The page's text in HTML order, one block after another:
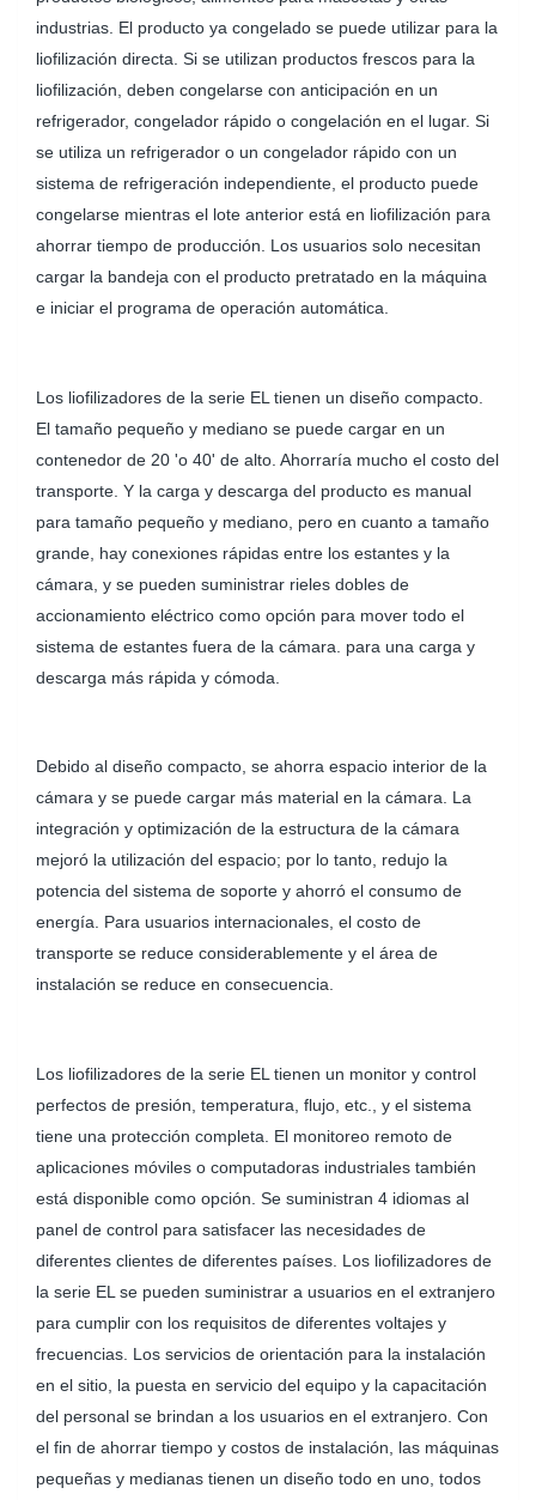
industrias. El producto ya congelado se puede utilizar para la
liofilización directa. Si se utilizan productos frescos para la
liofilización, deben congelarse con anticipación en un
refrigerador, congelador rápido o congelación en el lugar. Si
se utiliza un refrigerador o un congelador rápido con un
sistema de refrigeración independiente, el producto puede
congelarse mientras el lote anterior está en liofilización para
ahorrar tiempo de producción. Los usuarios solo necesitan
cargar la bandeja con el producto pretratado en la máquina
e iniciar el programa de operación automática.
Los liofilizadores de la serie EL tienen un diseño compacto.
El tamaño pequeño y mediano se puede cargar en un
contenedor de 20 'o 40' de alto. Ahorraría mucho el costo del
transporte. Y la carga y descarga del producto es manual
para tamaño pequeño y mediano, pero en cuanto a tamaño
grande, hay conexiones rápidas entre los estantes y la
cámara, y se pueden suministrar rieles dobles de
accionamiento eléctrico como opción para mover todo el
sistema de estantes fuera de la cámara. para una carga y
descarga más rápida y cómoda.
Debido al diseño compacto, se ahorra espacio interior de la
cámara y se puede cargar más material en la cámara. La
integración y optimización de la estructura de la cámara
mejoró la utilización del espacio; por lo tanto, redujo la
potencia del sistema de soporte y ahorró el consumo de
energía. Para usuarios internacionales, el costo de
transporte se reduce considerablemente y el área de
instalación se reduce en consecuencia.
Los liofilizadores de la serie EL tienen un monitor y control
perfectos de presión, temperatura, flujo, etc., y el sistema
tiene una protección completa. El monitoreo remoto de
aplicaciones móviles o computadoras industriales también
está disponible como opción. Se suministran 4 idiomas al
panel de control para satisfacer las necesidades de
diferentes clientes de diferentes países. Los liofilizadores de
la serie EL se pueden suministrar a usuarios en el extranjero
para cumplir con los requisitos de diferentes voltajes y
frecuencias. Los servicios de orientación para la instalación
en el sitio, la puesta en servicio del equipo y la capacitación
del personal se brindan a los usuarios en el extranjero. Con
el fin de ahorrar tiempo y costos de instalación, las máquinas
pequeñas y medianas tienen un diseño todo en uno, todos